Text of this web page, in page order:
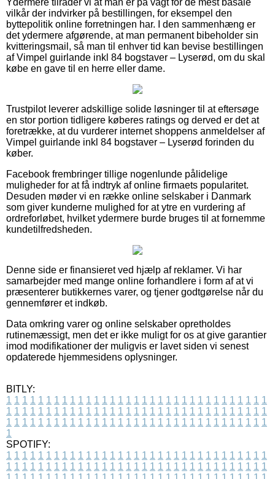
vilkår der indvirker på bestillingen, for eksempel den
byttepolitik online forretningen har. I den sammenhæng er
det ydermere afgørende, at man permanent bibeholder sin
kvitteringsmail, så man til enhver tid kan bevise bestillingen
af Vimpel guirlande inkl 84 bogstaver – Lyserød, om du skal
købe en gave til en herre eller dame.
Trustpilot leverer adskillige solide løsninger til at eftersøge
en stor portion tidligere køberes ratings og derved er det at
foretrække, at du vurderer internet shoppens anmeldelser af
Vimpel guirlande inkl 84 bogstaver – Lyserød forinden du
køber.
Facebook frembringer tillige nogenlunde pålidelige
muligheder for at få indtryk af online firmaets popularitet.
Desuden møder vi en række online selskaber i Danmark
som giver kunderne mulighed for at ytre en vurdering af
ordreforløbet, hvilket ydermere burde bruges til at fornemme
kundetilfredsheden.
Denne side er finansieret ved hjælp af reklamer. Vi har
samarbejder med mange online forhandlere i form af at vi
præsenterer butikkernes varer, og tjener godtgørelse når du
gennemfører et indkøb.
Data omkring varer og online selskaber opretholdes
rutinemæssigt, men det er ikke muligt for os at give garantier
imod modifikationer der muligvis er lavet siden vi senest
opdaterede hjemmesidens oplysninger.
BITLY:
1 1 1 1 1 1 1 1 1 1 1 1 1 1 1 1 1 1 1 1 1 1 1 1 1 1 1 1 1 1 1 1 1
1 1 1 1 1 1 1 1 1 1 1 1 1 1 1 1 1 1 1 1 1 1 1 1 1 1 1 1 1 1 1 1 1
1 1 1 1 1 1 1 1 1 1 1 1 1 1 1 1 1 1 1 1 1 1 1 1 1 1 1 1 1 1 1 1 1
1
SPOTIFY:
1 1 1 1 1 1 1 1 1 1 1 1 1 1 1 1 1 1 1 1 1 1 1 1 1 1 1 1 1 1 1 1 1
1 1 1 1 1 1 1 1 1 1 1 1 1 1 1 1 1 1 1 1 1 1 1 1 1 1 1 1 1 1 1 1 1